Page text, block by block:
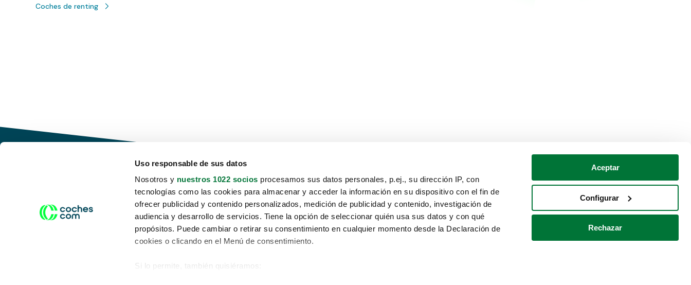
Uso responsable de sus datos
Nosotros y nuestros 1022 socios procesamos sus datos personales, p.ej., su dirección IP, con
tecnologías como las cookies para almacenar y acceder la información en su dispositivo con el fin de
ofrecer publicidad y contenido personalizados, medición de publicidad y contenido, investigación de
audiencia y desarrollo de servicios. Tiene la opción de seleccionar quién usa sus datos y con qué
propósitos. Puede cambiar o retirar su consentimiento en cualquier momento desde la Declaración de
cookies o clicando en el Menú de consentimiento.
Si lo permite, también quisiéramos:
Aceptar
Configurar
Rechazar
Coches de renting
Conduce tu futuro,
desata tu movilidad